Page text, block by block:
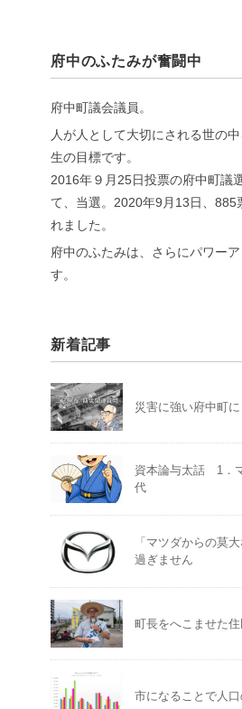
府中のふたみが奮闘中
府中町議会議員。
人が人として大切にされる世の
生の目標です。
2016年９月25日投票の府中町議
て、当選。2020年9月13日、885
れました。
府中のふたみは、さらにパワー
す。
新着記事
災害に強い府中町
資本論与太話 1．
代
「マツダからの莫
過ぎません
町長をへこませた
市になることで人